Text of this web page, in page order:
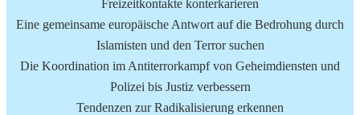
Freizeitkontakte konterkarieren
Eine gemeinsame europäische Antwort auf die Bedrohung durch
Islamisten und den Terror suchen
Die Koordination im Antiterrorkampf von Geheimdiensten und
Polizei bis Justiz verbessern
Tendenzen zur Radikalisierung erkennen